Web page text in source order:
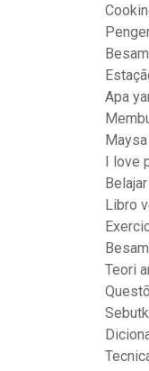
Apa
I love
Libro
Teori